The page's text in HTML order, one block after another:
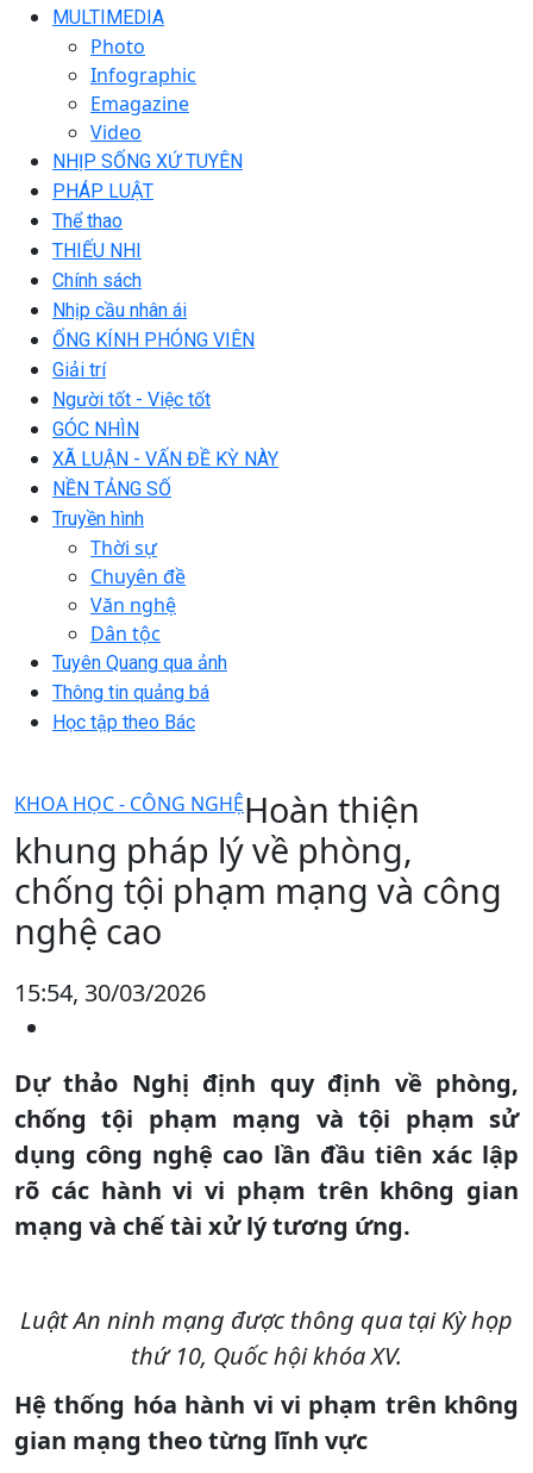
MULTIMEDIA
Photo
Infographic
Emagazine
Video
NHỊP SỐNG XỨ TUYÊN
PHÁP LUẬT
Thể thao
THIẾU NHI
Chính sách
Nhịp cầu nhân ái
ỐNG KÍNH PHÓNG VIÊN
Giải trí
Người tốt - Việc tốt
GÓC NHÌN
XÃ LUẬN - VẤN ĐỀ KỲ NÀY
NỀN TẢNG SỐ
Truyền hình
Thời sự
Chuyên đề
Văn nghệ
Dân tộc
Tuyên Quang qua ảnh
Thông tin quảng bá
Học tập theo Bác
KHOA HỌC - CÔNG NGHỆHoàn thiện
khung pháp lý về phòng,
chống tội phạm mạng và công
nghệ cao
15:54, 30/03/2026
Dự thảo Nghị định quy định về phòng,
chống tội phạm mạng và tội phạm sử
dụng công nghệ cao lần đầu tiên xác lập
rõ các hành vi vi phạm trên không gian
mạng và chế tài xử lý tương ứng.
Luật An ninh mạng được thông qua tại Kỳ họp
thứ 10, Quốc hội khóa XV.
Hệ thống hóa hành vi vi phạm trên không
gian mạng theo từng lĩnh vực